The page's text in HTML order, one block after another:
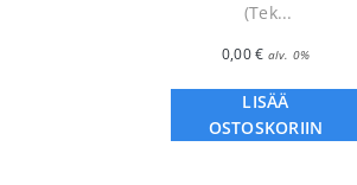
(Tek...
0,00€ alv. 0%
LISÄÄ
OSTOSKORIIN